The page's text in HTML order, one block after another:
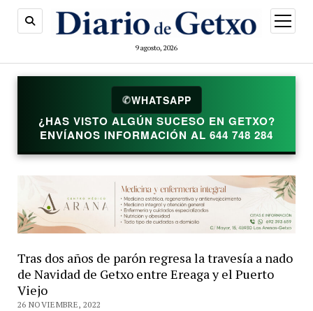
9 agosto, 2026
abrir
menú
✆WHATSAPP
¿HAS VISTO ALGÚN SUCESO EN GETXO?
ENVÍANOS INFORMACIÓN AL 644 748 284
Tras dos años de parón regresa la travesía a nado
de Navidad de Getxo entre Ereaga y el Puerto
Viejo
26 NOVIEMBRE, 2022